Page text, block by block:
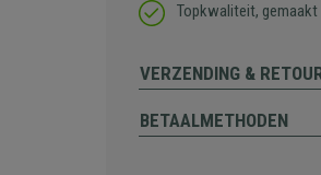
Topkwaliteit, gemaakt
VERZENDING &
BETAALMETHODEN